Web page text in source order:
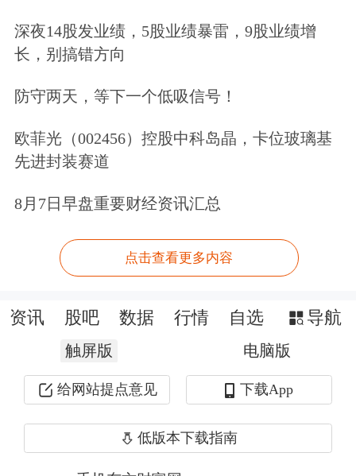
构凭借先发优势和同业资源持续扩张，
寻找突破口。
32家理财公司合作代销机构数量的最新
长”阶段迈入“剧烈分化”时期，呈现出
鲜明的梯队格局与机构类型特征。32家
理财公司合作代销机构数量如下图所
示：
深夜14股发业绩，5股业绩暴雷，9股业绩增
长，别搞错方向
防守两天，等下一个低吸信号！
欧菲光（002456）控股中科岛晶，卡位玻璃基
先进封装赛道
8月7日早盘重要财经资讯汇总
点击查看更多内容
资讯 股吧 数据 行情 自选 导航
触屏版 电脑版
给网站提点意见 下载App
低版本下载指南